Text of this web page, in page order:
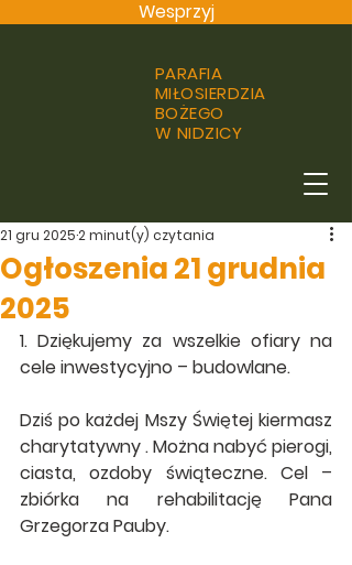
Wesprzyj
PARAFIA
MIŁOSIERDZIA
BOŻEGO
W NIDZICY
Ogłoszenia 21 grudnia
2025
21 gru 20252 minut(y) czytania
1. Dziękujemy za wszelkie ofiary na
cele inwestycyjno – budowlane.
Dziś po każdej Mszy Świętej kiermasz
charytatywny . Można nabyć pierogi,
ciasta, ozdoby świąteczne. Cel –
zbiórka na rehabilitację Pana
Grzegorza Pauby.